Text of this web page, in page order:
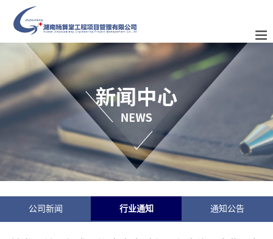
公司新闻 行业通知 通知公告